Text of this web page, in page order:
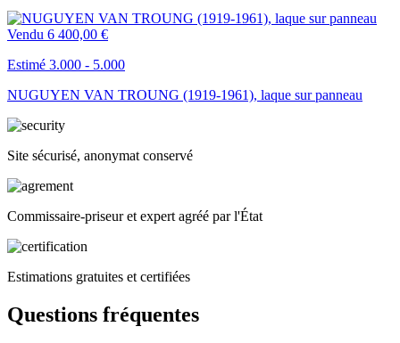
Vendu 6 400,00 €
Estimé 3.000 - 5.000
NUGUYEN VAN TROUNG (1919-1961), laque sur panneau
Site sécurisé, anonymat conservé
Commissaire-priseur et expert agréé par l'État
Estimations gratuites et certifiées
Questions fréquentes